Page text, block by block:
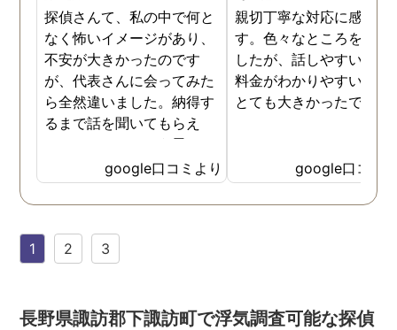
探偵さんて、私の中で何と
なく怖いイメージがあり、
不安が大きかったのです
が、代表さんに会ってみた
ら全然違いました。納得す
るまで話を聞いてもらえ
て、ここならという思いで
依頼しました。代表さんが
私と一緒に戦ってくれてる
感じがして、心強かったで
現在離婚調停中です。弁護
google口コミより
親切丁寧な対応に感謝し
す。色々なところを探し
したが、話しやすいこと
料金がわかりやすいこと
とても大きかったです。
google口コミ
1 2 3
長野県諏訪郡下諏訪町で浮気調査可能な探偵